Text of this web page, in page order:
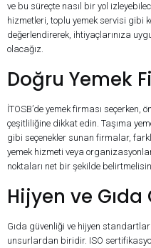
ve bu süreçte nasıl bir yol
hizmetleri, toplu yemek servisi gibi
değerlendirerek, ihtiyaçlarınıza
olacağız.
Doğru Yemek
İTOSB’de yemek firması seçerken,
çeşitliliğine dikkat edin. Taşıma
gibi seçenekler sunan firmalar,
yemek hizmeti veya
noktaları net bir şekilde
Hijyen ve
Gıda güvenliği ve hijyen
unsurlardan biridir. ISO